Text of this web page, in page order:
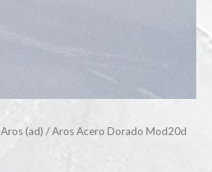
Aros (ad) / Aros Acero Dorado Mod20d